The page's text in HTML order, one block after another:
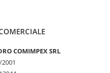
COMIMPEX SRL